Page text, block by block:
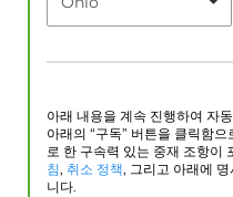
아래 내용을 계속 진행하여 자
아래의 “구독” 버튼을 클릭함
로 한 구속력 있는 중재 조항이
침, 취소 정책, 그리고 아래에
니다.